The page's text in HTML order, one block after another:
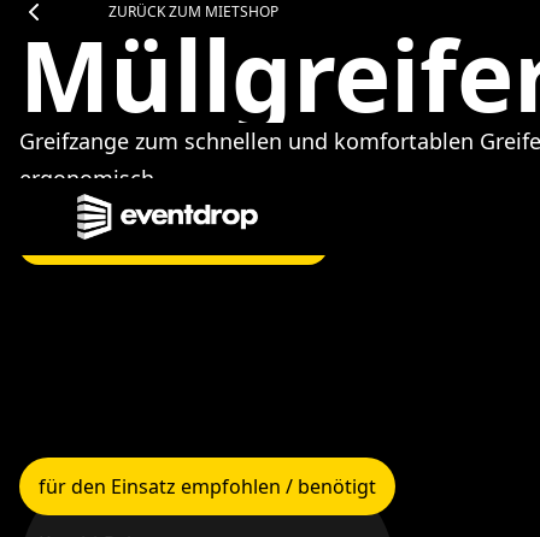
ZURÜCK ZUM MIETSHOP
Greifzange zum schnellen und komfortablen
ergonomisch
Jetzt für Ihr Event anfragen!
für den Einsatz empfohlen / benötigt